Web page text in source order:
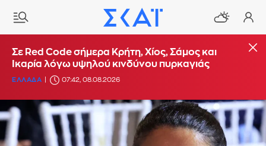
Σε Red Code σήμερα Κρήτη, Χίος, Σάμος και
Ικαρία λόγω υψηλού κινδύνου πυρκαγιάς
ΕΛΛΑΔΑ 07:42, 08.08.2026